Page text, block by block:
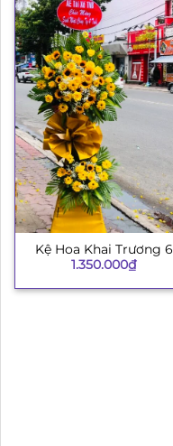
Kệ Hoa Khai Trương 6
1.350.000₫